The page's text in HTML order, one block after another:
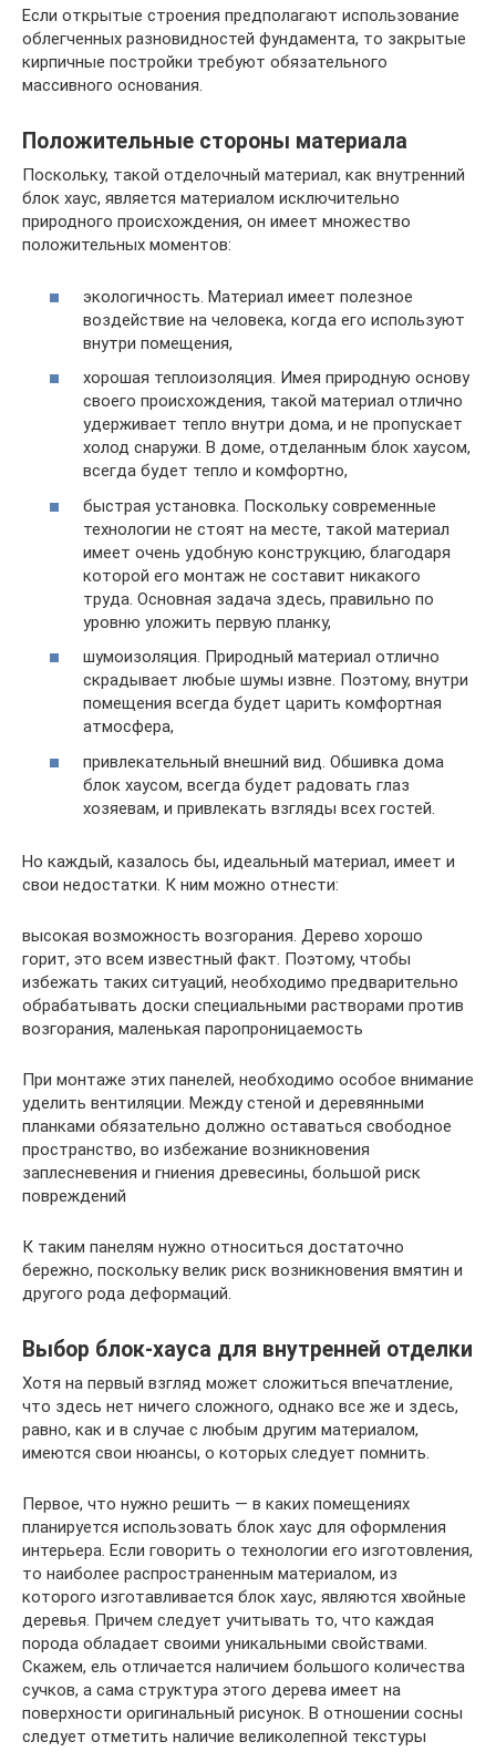
Если открытые строения предполагают использование
облегченных разновидностей фундамента, то закрытые
кирпичные постройки требуют обязательного
массивного основания.
Положительные стороны материала
Поскольку, такой отделочный материал, как внутренний
блок хаус, является материалом исключительно
природного происхождения, он имеет множество
положительных моментов:
экологичность. Материал имеет полезное
воздействие на человека, когда его используют
внутри помещения,
хорошая теплоизоляция. Имея природную основу
своего происхождения, такой материал отлично
удерживает тепло внутри дома, и не пропускает
холод снаружи. В доме, отделанным блок хаусом,
всегда будет тепло и комфортно,
быстрая установка. Поскольку современные
технологии не стоят на месте, такой материал
имеет очень удобную конструкцию, благодаря
которой его монтаж не составит никакого
труда. Основная задача здесь, правильно по
уровню уложить первую планку,
шумоизоляция. Природный материал отлично
скрадывает любые шумы извне. Поэтому, внутри
помещения всегда будет царить комфортная
атмосфера,
привлекательный внешний вид. Обшивка дома
блок хаусом, всегда будет радовать глаз
хозяевам, и привлекать взгляды всех гостей.
Но каждый, казалось бы, идеальный материал, имеет и
свои недостатки. К ним можно отнести:
высокая возможность возгорания. Дерево хорошо
горит, это всем известный факт. Поэтому, чтобы
избежать таких ситуаций, необходимо предварительно
обрабатывать доски специальными растворами против
возгорания, маленькая паропроницаемость
При монтаже этих панелей, необходимо особое внимание
уделить вентиляции. Между стеной и деревянными
планками обязательно должно оставаться свободное
пространство, во избежание возникновения
заплесневения и гниения древесины, большой риск
повреждений
К таким панелям нужно относиться достаточно
бережно, поскольку велик риск возникновения вмятин и
другого рода деформаций.
Выбор блок-хауса для внутренней отделки
Хотя на первый взгляд может сложиться впечатление,
что здесь нет ничего сложного, однако все же и здесь,
равно, как и в случае с любым другим материалом,
имеются свои нюансы, о которых следует помнить.
Первое, что нужно решить — в каких помещениях
планируется использовать блок хаус для оформления
интерьера. Если говорить о технологии его изготовления,
то наиболее распространенным материалом, из
которого изготавливается блок хаус, являются хвойные
деревья. Причем следует учитывать то, что каждая
порода обладает своими уникальными свойствами.
Скажем, ель отличается наличием большого количества
сучков, а сама структура этого дерева имеет на
поверхности оригинальный рисунок. В отношении сосны
следует отметить наличие великолепной текстуры